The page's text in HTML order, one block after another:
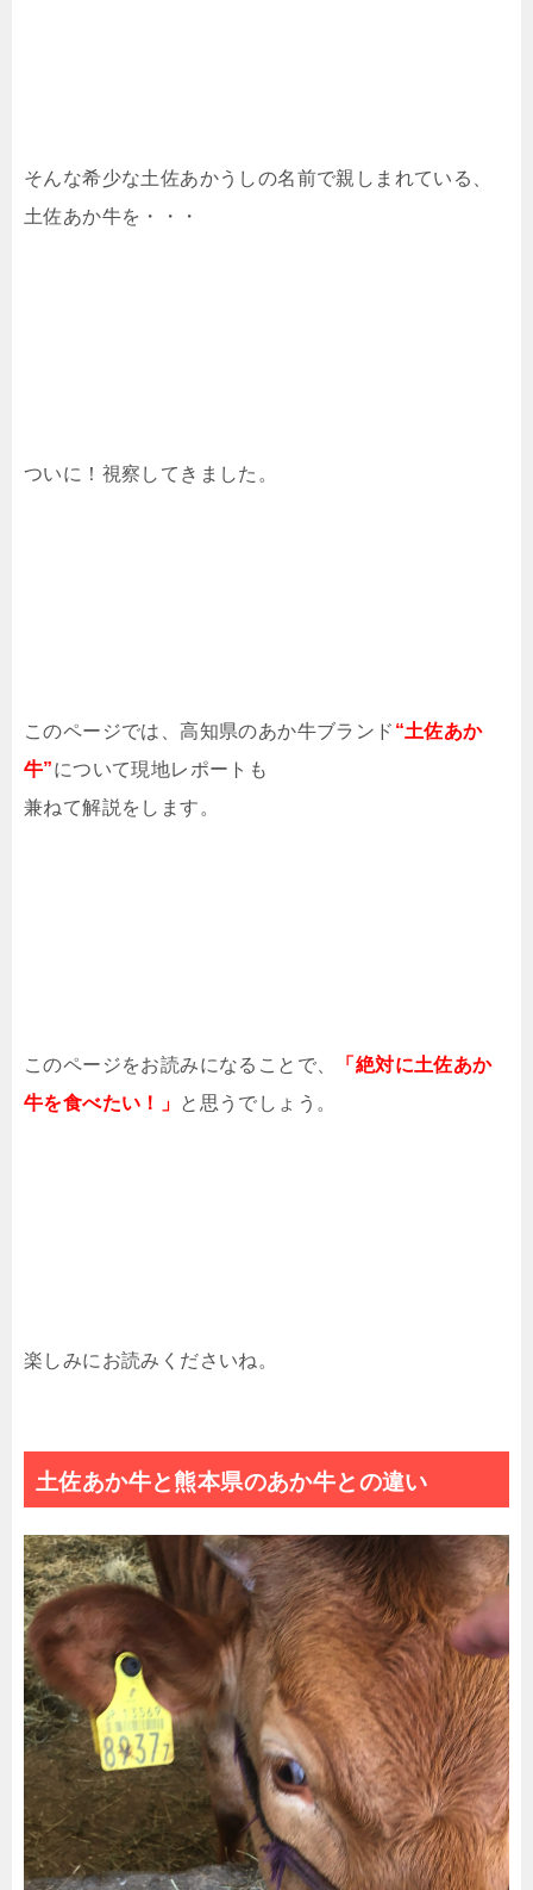
そんな希少な土佐あかうしの名前で親しまれている、
土佐あか牛を・・・
ついに！視察してきました。
このページでは、高知県のあか牛ブランド “土佐あか
牛”について現地レポートも
兼ねて解説をします。
このページをお読みになることで、
「絶対に土佐あか
牛を食べたい！」 と思うでしょう。
楽しみにお読みくださいね。
土佐あか牛と熊本県のあか牛との違い